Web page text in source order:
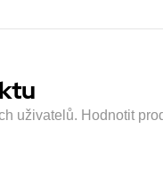
uživatelů. Hodnotit